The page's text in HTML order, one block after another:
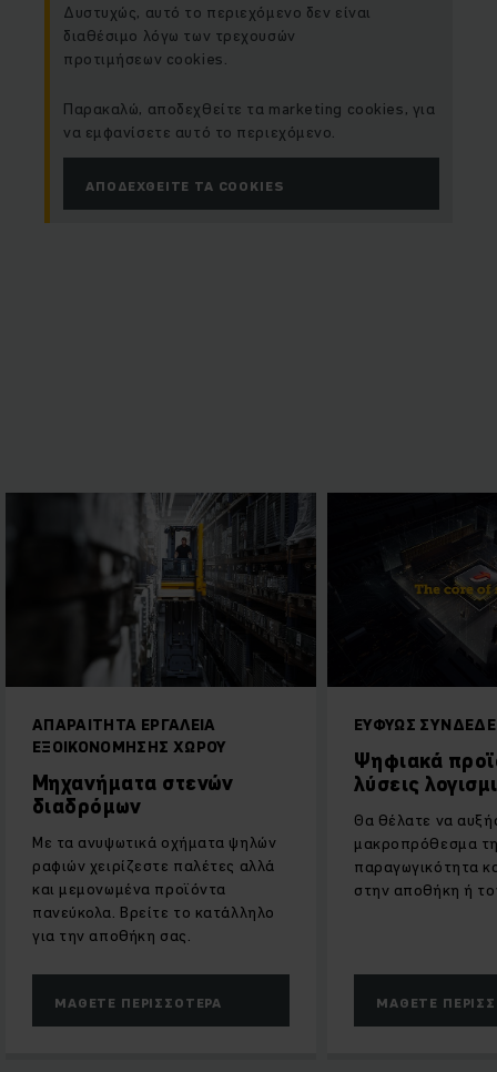
Δυστυχώς, αυτό το περιεχόμενο δεν είναι
διαθέσιμο λόγω των τρεχουσών
προτιμήσεων cookies.
Παρακαλώ, αποδεχθείτε τα marketing cookies, για
να εμφανίσετε αυτό το περιεχόμενο.
ΑΠΟΔΕΧΘΕΊΤΕ ΤΑ COOKIES
ΑΠΑΡΑΊΤΗΤΑ ΕΡΓΑΛΕΊΑ
ΕΞΟΙΚΟΝΌΜΗΣΗΣ ΧΏΡΟΥ
Μηχανήματα στενών
διαδρόμων
Με τα ανυψωτικά οχήματα ψηλών
ραφιών χειρίζεστε παλέτες αλλά
και μεμονωμένα προϊόντα
πανεύκολα. Βρείτε το κατάλληλο
για την αποθήκη σας.
ΜΆΘΕΤΕ ΠΕΡΙΣΣΌΤΕΡΑ
ΕΥΦΥΏΣ
Ψηφιακά
λύσεις
Θα θέλατε να
μακροπρόθεσμα
παραγωγικότητα
στην αποθήκη ή
ΜΆΘΕΤΕ